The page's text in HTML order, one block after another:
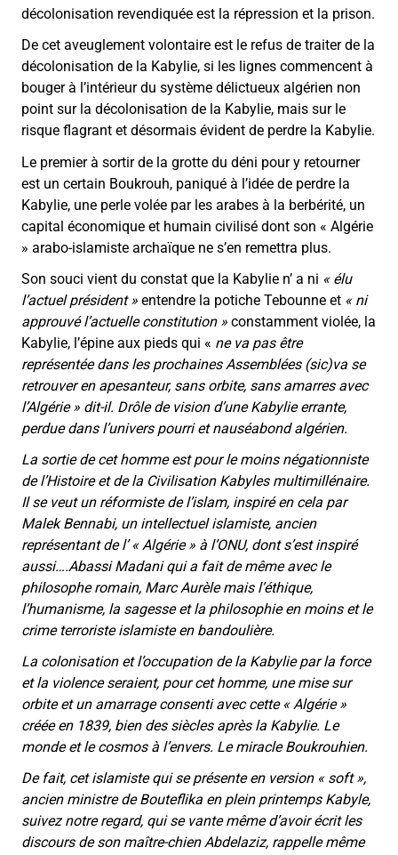
décolonisation revendiquée est la répression et la prison.
De cet aveuglement volontaire est le refus de traiter de la
décolonisation de la Kabylie, si les lignes commencent à
bouger à l’intérieur du système délictueux algérien non
point sur la décolonisation de la Kabylie, mais sur le
risque flagrant et désormais évident de perdre la Kabylie.
Le premier à sortir de la grotte du déni pour y retourner
est un certain Boukrouh, paniqué à l’idée de perdre la
Kabylie, une perle volée par les arabes à la berbérité, un
capital économique et humain civilisé dont son « Algérie
» arabo-islamiste archaïque ne s’en remettra plus.
Son souci vient du constat que la Kabylie n’ a ni « élu
l’actuel président » entendre la potiche Tebounne et « ni
approuvé l’actuelle constitution » constamment violée, la
Kabylie, l’épine aux pieds qui « ne va pas être
représentée dans les prochaines Assemblées (sic)va se
retrouver en apesanteur, sans orbite, sans amarres avec
l’Algérie» dit-il. Drôle de vision d’une Kabylie errante,
perdue dans l’univers pourri et nauséabond algérien.
La sortie de cet homme est pour le moins négationniste
de l’Histoire et de la Civilisation Kabyles multimillénaire.
Il se veut un réformiste de l’islam, inspiré en cela par
Malek Bennabi, un intellectuel islamiste, ancien
représentant de l’ « Algérie » à l’ONU, dont s’est inspiré
aussi….Abassi Madani qui a fait de même avec le
philosophe romain, Marc Aurèle mais l’éthique,
l’humanisme, la sagesse et la philosophie en moins et le
crime terroriste islamiste en bandoulière.
La colonisation et l’occupation de la Kabylie par la force
et la violence seraient, pour cet homme, une mise sur
orbite et un amarrage consenti avec cette « Algérie »
créée en 1839, bien des siècles après la Kabylie. Le
monde et le cosmos à l’envers. Le miracle Boukrouhien.
De fait, cet islamiste qui se présente en version « soft »,
ancien ministre de Bouteflika en plein printemps Kabyle,
suivez notre regard, qui se vante même d’avoir écrit les
discours de son maître-chien Abdelaziz, rappelle même